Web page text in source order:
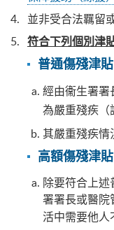
並非受合法羈留
符合下列個別津
普通傷殘津貼
經由衞生署
為嚴重殘疾（
其嚴重殘疾情
高額傷殘津貼
除要符合上
署署長或醫
活中需要他人